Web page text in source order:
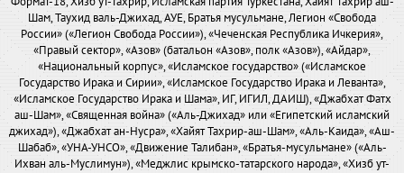
Шам, Таухид валь-Джихад, АУЕ, Братья мусульмане, Легион «Свобода
России» («Легион Свобода России»), «Чеченская Республика Ичкерия»,
«Правый сектор», «Азов» (батальон «Азов», полк «Азов»), «Айдар»,
«Национальный корпус», «Исламское государство» («Исламское
Государство Ирака и Сирии», «Исламское Государство Ирака и Леванта»,
«Исламское Государство Ирака и Шама», ИГ, ИГИЛ, ДАИШ), «Джабхат Фатх
аш-Шам», «Священная война» («Аль-Джихад» или «Египетский исламский
джихад»), «Джабхат ан-Нусра», «Хайят Тахрир-аш-Шам», «Аль-Каида», «Аш-
Шабаб», «УНА-УНСО», «Движение Талибан», «Братья-мусульмане» («Аль-
Ихван аль-Муслимун»), «Меджлис крымско-татарского народа», «Хизб ут-